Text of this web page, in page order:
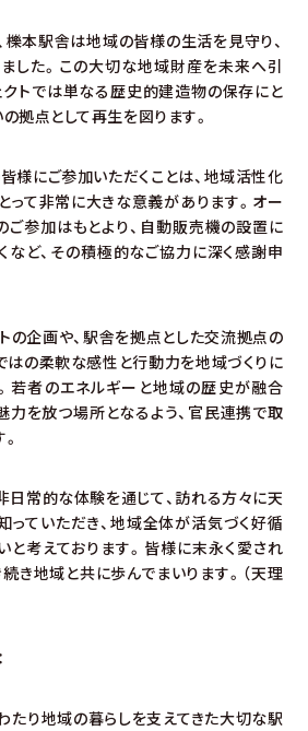
櫟本駅舎は地域の皆様の生活を見守り、
した。この大切な地域財産を未来へ引
クトでは単なる歴史的建造物の保存にと
拠点として再生を図ります。
様にご参加いただくことは、地域活性化
って非常に大きな意義があります。オー
ご参加はもとより、自動販売機の設置に
など、その積極的なご協力に深く感謝申
の企画や、駅舎を拠点とした交流拠点の
はの柔軟な感性と行動力を地域づくりに
若者のエネルギーと地域の歴史が融合
力を放つ場所となるよう、官民連携で取
日常的な体験を通じて、訪れる方々に天
っていただき、地域全体が活気づく好循
と考えております。皆様に末永く愛され
き地域と共に歩んでまいります。（天理
たり地域の暮らしを支えてきた大切な駅